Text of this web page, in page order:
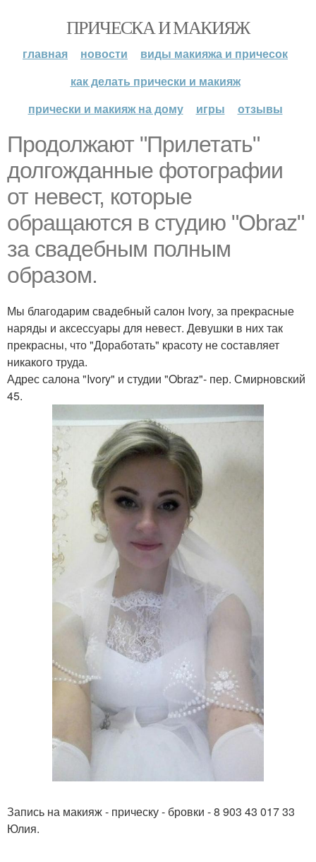
ПРИЧЕСКА И МАКИЯЖ
главная новости
виды макияжа и причесок
как делать прически и макияж
прически и макияж на дому
игры отзывы
Продолжают "Прилетать"
долгожданные фотографии
от невест, которые
обращаются в студию "Obraz"
за свадебным полным
образом.
Мы благодарим свадебный салон Ivory, за прекрасные
наряды и аксессуары для невест. Девушки в них так
прекрасны, что "Доработать" красоту не составляет
никакого труда.
Адрес салона "Ivory" и студии "Obraz"- пер. Смирновский
45.
Запись на макияж - прическу - бровки - 8 903 43 017 33
Юлия.